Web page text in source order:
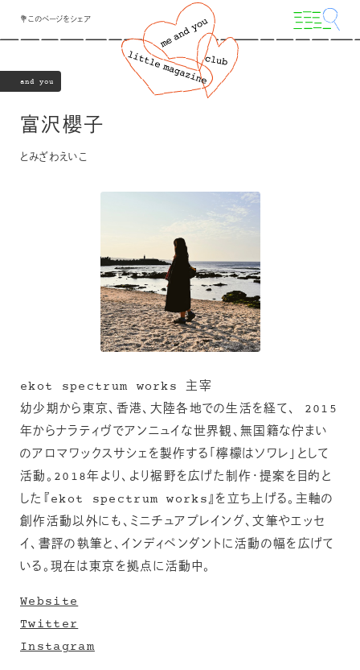
💐このページをシェア
and you
富沢櫻子
とみざわえいこ
ekot spectrum works 主宰
幼少期から東京、香港、大陸各地での生活を経て、 2015
年からナラティヴでアンニュイな世界観、無国籍な佇まい
のアロマワックスサシェを製作する「檸檬はソワレ」として
活動。2018年より、より裾野を広げた制作・提案を目的と
した『ekot spectrum works』を立ち上げる。主軸の
創作活動以外にも、ミニチュアプレイング、文筆やエッセ
イ、書評の執筆と、インディペンダントに活動の幅を広げて
いる。現在は東京を拠点に活動中。
Website
Twitter
Instagram